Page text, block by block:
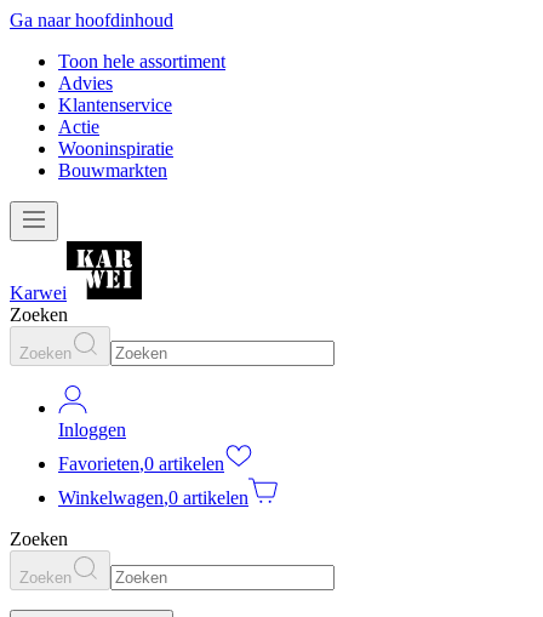
Ga naar hoofdinhoud
Toon hele assortiment
Advies
Klantenservice
Actie
Wooninspiratie
Bouwmarkten
Karwei
Zoeken
Zoeken
Inloggen
Favorieten,0 artikelen
Winkelwagen,0 artikelen
Zoeken
Zoeken